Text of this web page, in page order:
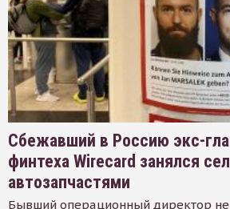
Сбежавший в Россию экс-
финтеха Wirecard занялся
автозапчастями
Бывший операционный директор